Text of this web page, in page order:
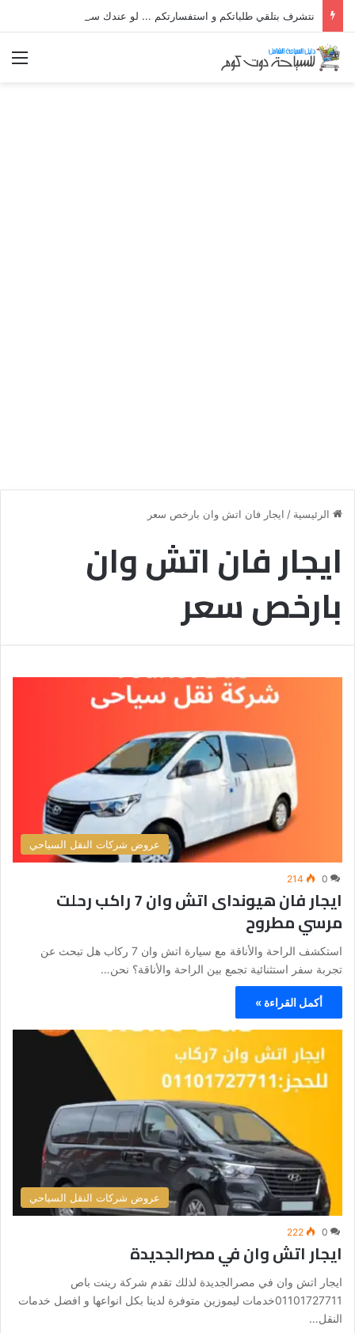
الرئيسية / ايجار فان اتش وان بارخص سعر
ايجار فان اتش وان
بارخص سعر
عروض شركات النقل السياحي
0
214
ايجار فان هيونداى اتش وان 7 راكب رحلت
مرسي مطروح
استكشف الراحة والأناقة مع سيارة اتش وان 7 ركاب هل تبحث عن
تجربة سفر استثنائية تجمع بين الراحة والأناقة؟ نحن…
أكمل القراءة »
عروض شركات النقل السياحي
0
222
ايجار اتش وان في مصرالجديدة
ايجار اتش وان في مصرالجديدة لذلك تقدم شركة رينت باص
01101727711خدمات ليموزين متوفرة لدينا بكل انواعها و افضل خدمات
النقل…